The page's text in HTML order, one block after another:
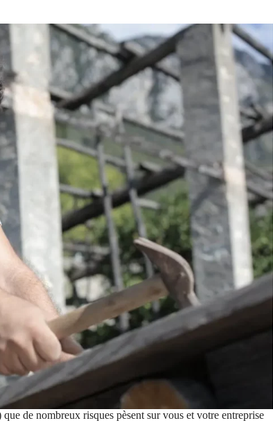
de nombreux risques pèsent sur vous et votre entreprise